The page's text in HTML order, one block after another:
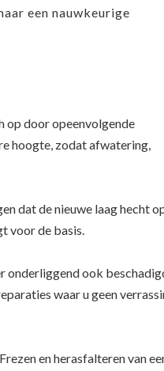
een nauwkeurige
op door opeenvolgende
hoogte, zodat afwatering,
dat de nieuwe laag hecht
voor de basis.
onderliggend ook
waar u geen
en herasfalteren van